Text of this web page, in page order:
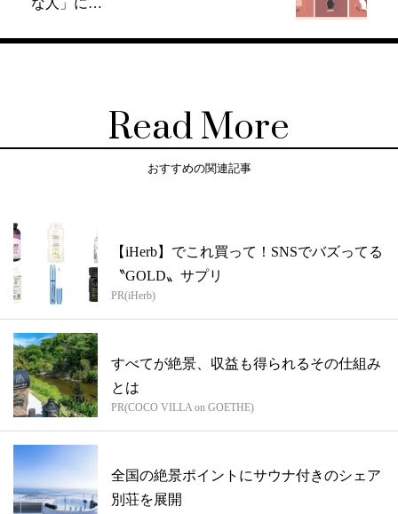
な人」に…
Read More
おすすめの関連記事
【iHerb】でこれ買って！SNSでバズってる
〝GOLD〟サプリ
PR(iHerb)
すべてが絶景、収益も得られるその仕組み
とは
PR(COCO VILLA on GOETHE)
全国の絶景ポイントにサウナ付きのシェア
別荘を展開